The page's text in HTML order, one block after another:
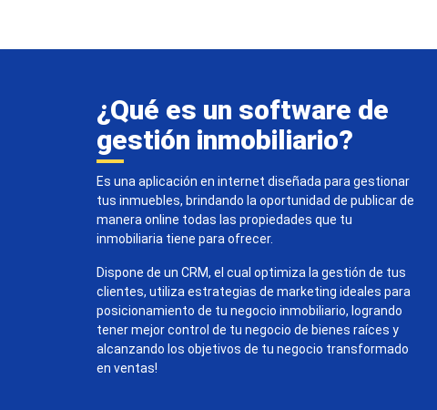
¿Qué es un software de
gestión inmobiliario?
Es una aplicación en internet diseñada para gestionar
tus inmuebles, brindando la oportunidad de publicar de
manera online todas las propiedades que tu
inmobiliaria tiene para ofrecer.
Dispone de un CRM, el cual optimiza la gestión de tus
clientes, utiliza estrategias de marketing ideales para
posicionamiento de tu negocio inmobiliario, logrando
tener mejor control de tu negocio de bienes raíces y
alcanzando los objetivos de tu negocio transformado
en ventas!